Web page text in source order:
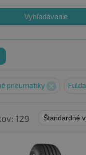
Vyhľadávanie
pneumatiky Fulda
129